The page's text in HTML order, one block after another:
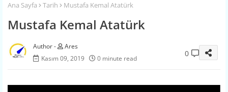
Ana Sayfa Tarih Mustafa Kemal Atatürk
Mustafa Kemal Atatürk
Ares
Kasım 09, 2019
0 minute read
0